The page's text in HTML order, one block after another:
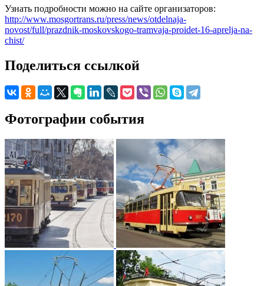
Узнать подробности можно на сайте организаторов:
http://www.mosgortrans.ru/press/news/otdelnaja-
novost/full/prazdnik-moskovskogo-tramvaja-proidet-16-aprelja-na-
chist/
Поделиться ссылкой
Фотографии события